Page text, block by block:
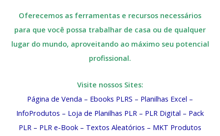
Oferecemos as ferramentas e recursos necessários
para que você possa trabalhar de casa ou de qualquer
lugar do mundo, aproveitando ao máximo seu potencial
profissional.
Visite nossos Sites:
Página de Venda – Ebooks PLRS – Planilhas Excel –
InfoProdutos – Loja de Planilhas PLR – PLR Digital – Pack
PLR – PLR e-Book – Textos Aleatórios – MKT Produtos